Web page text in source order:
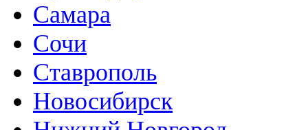
Самара
Сочи
Ставрополь
Новосибирск